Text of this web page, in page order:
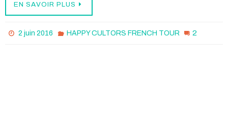
EN SAVOIR PLUS
2 juin 2016 HAPPY CULTORS FRENCH TOUR 2